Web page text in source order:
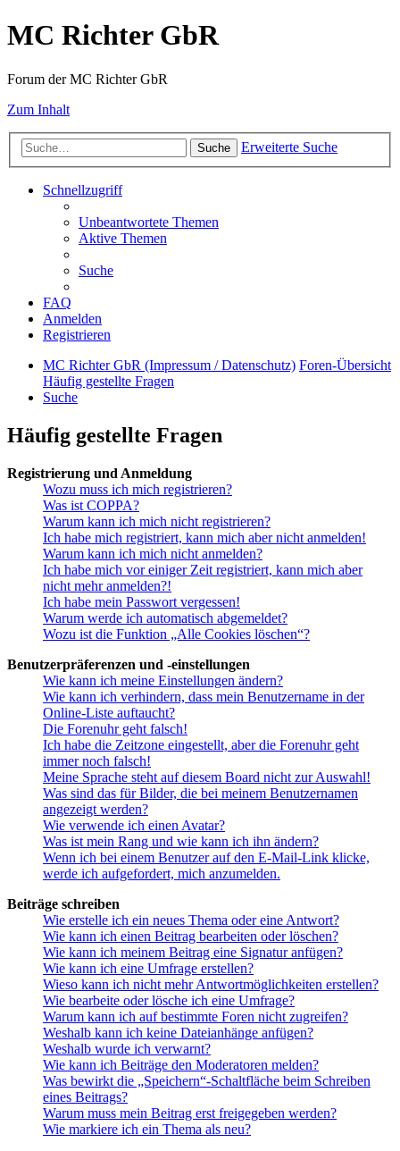
MC Richter GbR
Forum der MC Richter GbR
Zum Inhalt
Suche Erweiterte Suche
Schnellzugriff
Unbeantwortete Themen
Aktive Themen
Suche
FAQ
Anmelden
Registrieren
MC Richter GbR (Impressum / Datenschutz) Foren-Übersicht
Häufig gestellte Fragen
Suche
Häufig gestellte Fragen
Registrierung und Anmeldung
Wozu muss ich mich registrieren?
Was ist COPPA?
Warum kann ich mich nicht registrieren?
Ich habe mich registriert, kann mich aber nicht anmelden!
Warum kann ich mich nicht anmelden?
Ich habe mich vor einiger Zeit registriert, kann mich aber
nicht mehr anmelden?!
Ich habe mein Passwort vergessen!
Warum werde ich automatisch abgemeldet?
Wozu ist die Funktion „Alle Cookies löschen“?
Benutzerpräferenzen und -einstellungen
Wie kann ich meine Einstellungen ändern?
Wie kann ich verhindern, dass mein Benutzername in der
Online-Liste auftaucht?
Die Forenuhr geht falsch!
Ich habe die Zeitzone eingestellt, aber die Forenuhr geht
immer noch falsch!
Meine Sprache steht auf diesem Board nicht zur Auswahl!
Was sind das für Bilder, die bei meinem Benutzernamen
angezeigt werden?
Wie verwende ich einen Avatar?
Was ist mein Rang und wie kann ich ihn ändern?
Wenn ich bei einem Benutzer auf den E-Mail-Link klicke,
werde ich aufgefordert, mich anzumelden.
Beiträge schreiben
Wie erstelle ich ein neues Thema oder eine Antwort?
Wie kann ich einen Beitrag bearbeiten oder löschen?
Wie kann ich meinem Beitrag eine Signatur anfügen?
Wie kann ich eine Umfrage erstellen?
Wieso kann ich nicht mehr Antwortmöglichkeiten erstellen?
Wie bearbeite oder lösche ich eine Umfrage?
Warum kann ich auf bestimmte Foren nicht zugreifen?
Weshalb kann ich keine Dateianhänge anfügen?
Weshalb wurde ich verwarnt?
Wie kann ich Beiträge den Moderatoren melden?
Was bewirkt die „Speichern“-Schaltfläche beim Schreiben
eines Beitrags?
Warum muss mein Beitrag erst freigegeben werden?
Wie markiere ich ein Thema als neu?